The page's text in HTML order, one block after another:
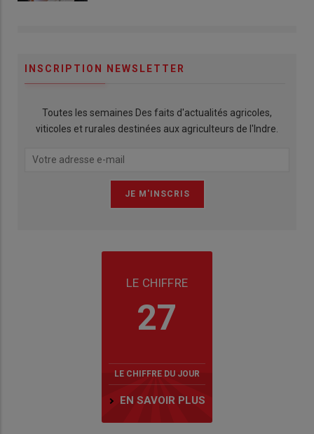
INSCRIPTION NEWSLETTER
Toutes les semaines Des faits d'actualités agricoles,
viticoles et rurales destinées aux agriculteurs de l'Indre.
LE CHIFFRE
27
LE CHIFFRE DU JOUR
EN SAVOIR PLUS